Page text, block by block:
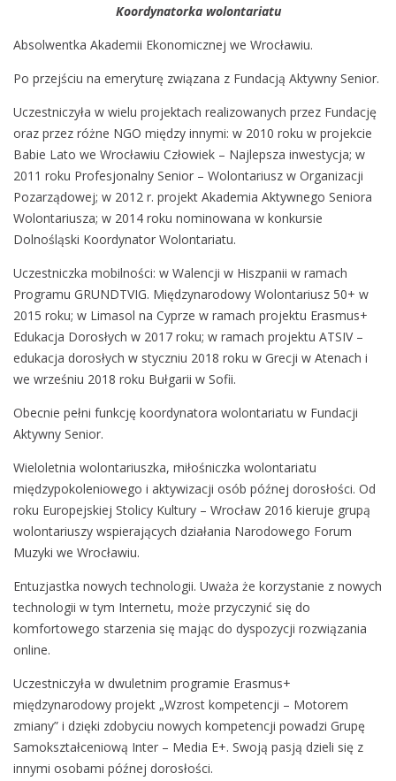
Koordynatorka wolontariatu
Absolwentka Akademii Ekonomicznej we Wrocławiu.
Po przejściu na emeryturę związana z Fundacją Aktywny Senior.
Uczestniczyła w wielu projektach realizowanych przez Fundację
oraz przez różne NGO między innymi: w 2010 roku w projekcie
Babie Lato we Wrocławiu Człowiek – Najlepsza inwestycja; w
2011 roku Profesjonalny Senior – Wolontariusz w Organizacji
Pozarządowej; w 2012 r. projekt Akademia Aktywnego Seniora
Wolontariusza; w 2014 roku nominowana w konkursie
Dolnośląski Koordynator Wolontariatu.
Uczestniczka mobilności: w Walencji w Hiszpanii w ramach
Programu GRUNDTVIG. Międzynarodowy Wolontariusz 50+ w
2015 roku; w Limasol na Cyprze w ramach projektu Erasmus+
Edukacja Dorosłych w 2017 roku; w ramach projektu ATSIV –
edukacja dorosłych w styczniu 2018 roku w Grecji w Atenach i
we wrześniu 2018 roku Bułgarii w Sofii.
Obecnie pełni funkcję koordynatora wolontariatu w Fundacji
Aktywny Senior.
Wieloletnia wolontariuszka, miłośniczka wolontariatu
międzypokoleniowego i aktywizacji osób późnej dorosłości. Od
roku Europejskiej Stolicy Kultury – Wrocław 2016 kieruje grupą
wolontariuszy wspierających działania Narodowego Forum
Muzyki we Wrocławiu.
Entuzjastka nowych technologii. Uważa że korzystanie z nowych
technologii w tym Internetu, może przyczynić się do
komfortowego starzenia się mając do dyspozycji rozwiązania
online.
Uczestniczyła w dwuletnim programie Erasmus+
międzynarodowy projekt „Wzrost kompetencji – Motorem
zmiany” i dzięki zdobyciu nowych kompetencji powadzi Grupę
Samokształceniową Inter – Media E+. Swoją pasją dzieli się z
innymi osobami późnej dorosłości.